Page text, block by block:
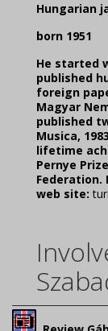
Hungarian
born 1951
He started
published
foreign
Magyar
published
Musica,
lifetime
Pernye
Federation.
web site: